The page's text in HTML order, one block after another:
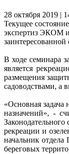
28 октября 2019 |
Текущее
экспертиз ЭКОМ и
В ходе семинара
является
размещения
садоводствами, а
«Основная
назначений», -
рекреации и
начальник
береговых